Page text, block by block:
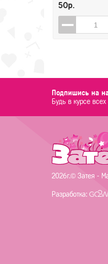
50р.
Подпишись на
Будь в курсе
2026г.© Затея -
Разработка: